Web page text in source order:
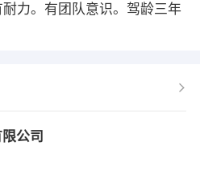
力。有团队意识。驾龄三年
公司